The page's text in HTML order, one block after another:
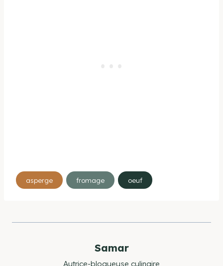
Étiquettes
de
publication :
asperge fromage oeuf
Samar
Autrice-blogueuse culinaire